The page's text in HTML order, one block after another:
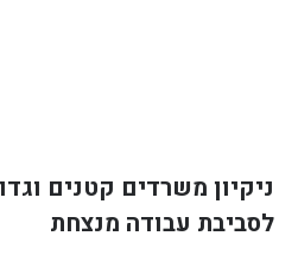
ניקיון משרדים קטנים
לסביבת עבודה מנצחת